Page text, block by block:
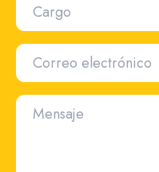
Correo electrónico
Mensaje